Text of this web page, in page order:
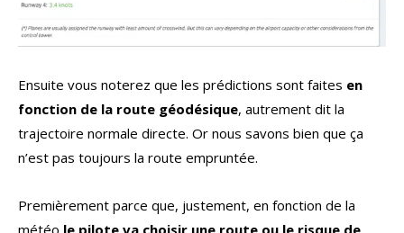
Ensuite vous noterez que les prédictions sont faites en
fonction de la route géodésique, autrement dit la
trajectoire normale directe. Or nous savons bien que ça
n’est pas toujours la route empruntée.
Premièrement parce que, justement, en fonction de la